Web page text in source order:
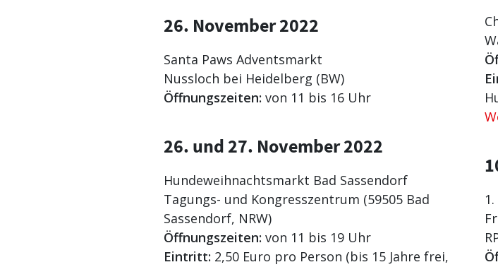
26. November 2022
Santa Paws Adventsmarkt
Nussloch bei Heidelberg (BW)
Öffnungszeiten: von 11 bis 16 Uhr
26. und 27. November 2022
Hundeweihnachtsmarkt Bad Sassendorf
Tagungs- und Kongresszentrum (59505 Bad
Sassendorf, NRW)
Öffnungszeiten: von 11 bis 19 Uhr
Eintritt: 2,50 Euro pro Person (bis 15 Jahre frei,